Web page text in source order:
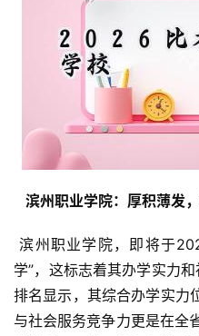
滨州职业学院：厚积薄发
滨州职业学院，即将于2026年更名为“滨州职业技术大
学”，这标志着其办学实力
排名显示，其综合办学实力
与社会服务竞争力更是在全